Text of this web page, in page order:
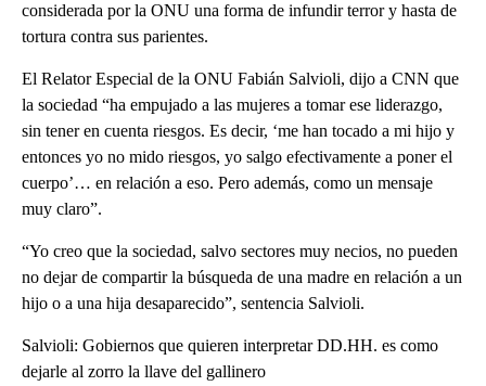
considerada por la ONU una forma de infundir terror y hasta de
tortura contra sus parientes.
El Relator Especial de la ONU Fabián Salvioli, dijo a CNN que
la sociedad “ha empujado a las mujeres a tomar ese liderazgo,
sin tener en cuenta riesgos. Es decir, ‘me han tocado a mi hijo y
entonces yo no mido riesgos, yo salgo efectivamente a poner el
cuerpo’… en relación a eso. Pero además, como un mensaje
muy claro”.
“Yo creo que la sociedad, salvo sectores muy necios, no pueden
no dejar de compartir la búsqueda de una madre en relación a un
hijo o a una hija desaparecido”, sentencia Salvioli.
Salvioli: Gobiernos que quieren interpretar DD.HH. es como
dejarle al zorro la llave del gallinero